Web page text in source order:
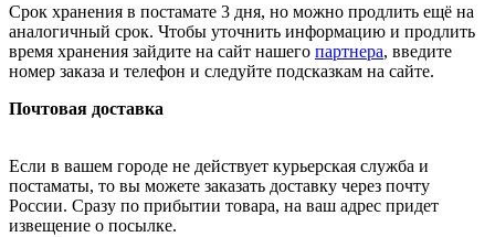
Срок хранения в постамате 3 дня, но можно продлить ещё на
аналогичный срок. Чтобы уточнить информацию и продлить
время хранения зайдите на сайт нашего партнера, введите
номер заказа и телефон и следуйте подсказкам на сайте.
Почтовая доставка
Если в вашем городе не действует курьерская служба и
постаматы, то вы можете заказать доставку через почту
России. Сразу по прибытии товара, на ваш адрес придет
извещение о посылке.